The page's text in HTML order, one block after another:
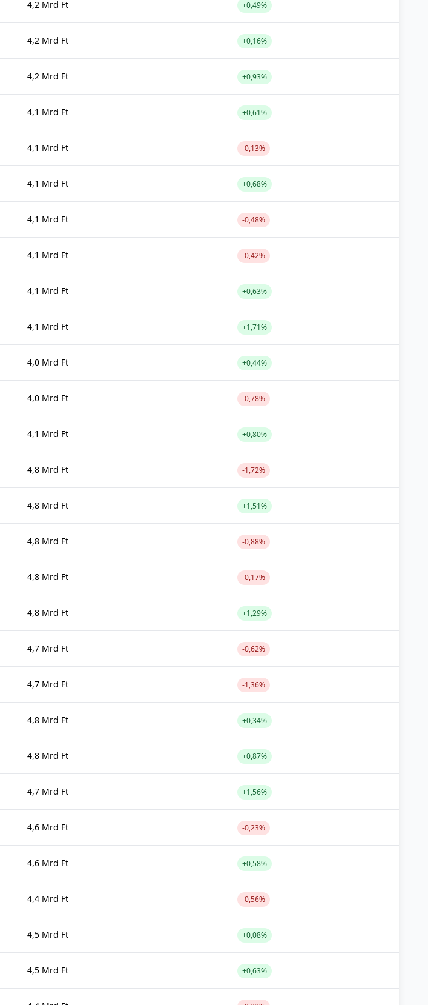
4,2 Mrd Ft +0,49%
4,2 Mrd Ft +0,16%
4,2 Mrd Ft +0,93%
4,1 Mrd Ft +0,61%
4,1 Mrd Ft -0,13%
4,1 Mrd Ft +0,68%
4,1 Mrd Ft -0,48%
4,1 Mrd Ft -0,42%
4,1 Mrd Ft +0,63%
4,1 Mrd Ft +1,71%
4,0 Mrd Ft +0,44%
4,0 Mrd Ft -0,78%
4,1 Mrd Ft +0,80%
4,8 Mrd Ft -1,72%
4,8 Mrd Ft +1,51%
4,8 Mrd Ft -0,88%
4,8 Mrd Ft -0,17%
4,8 Mrd Ft +1,29%
4,7 Mrd Ft -0,62%
4,7 Mrd Ft -1,36%
4,8 Mrd Ft +0,34%
4,8 Mrd Ft +0,87%
4,7 Mrd Ft +1,56%
4,6 Mrd Ft -0,23%
4,6 Mrd Ft +0,58%
4,4 Mrd Ft -0,56%
4,5 Mrd Ft +0,08%
4,5 Mrd Ft +0,63%